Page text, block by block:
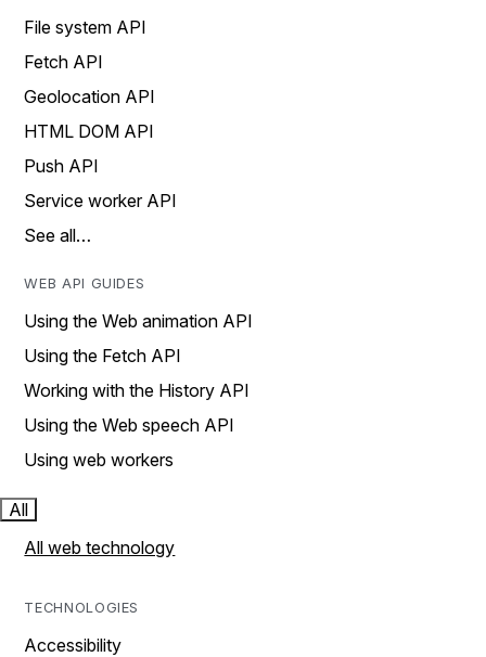
File system API
Fetch API
Geolocation API
HTML DOM API
Push API
Service worker API
See all…
WEB API GUIDES
Using the Web animation API
Using the Fetch API
Working with the History API
Using the Web speech API
Using web workers
All
All web technology
TECHNOLOGIES
Accessibility